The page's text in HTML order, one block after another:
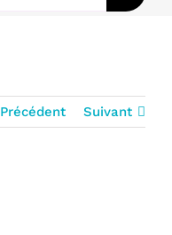
Précédent Suivant